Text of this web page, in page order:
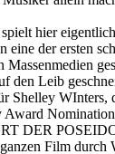
hier
eine der ersten
Massenmedien
den Leib
Shelley
Award
DER
Film durch